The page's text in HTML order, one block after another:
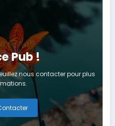
Pub !
nous contacter pour plus